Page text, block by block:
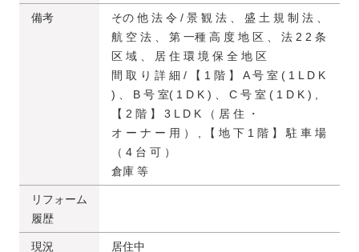
備考
その 他 法 令 / 景 観 法 、 盛 ⼟ 規 制 法 、
航 空 法 、 第 ⼀種 ⾼ 度 地 区 、 法 2 2 条
区 域 、 居 住 環 境 保 全 地 区
間 取 り 詳 細 / 【 1 階 】 A 号 室 ( 1 L D K
) 、 B 号 室( 1 D K ) 、 C 号 室 ( 1 D K ) ,
【 2 階 】 3 L D K （ 居 住 ・
オ ー ナ ー ⽤ ） , 【 地 下 1 階 】 駐 ⾞ 場
（ 4 台 可 ）
倉庫 等
リフォーム
履歴
現況 居住中